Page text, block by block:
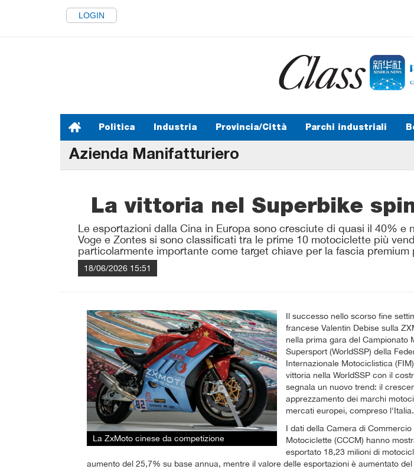
LOGIN
Politica Industria Provincia/Città Parchi industriali
Azienda Manifatturiero
La vittoria nel Superbike
Le esportazioni dalla Cina in Europa sono cresciute di quasi il 40%
Voge e Zontes si sono classificati tra le prime 10 motociclette più
particolarmente importante come target chiave per la fascia
18/06/2026 15:51
La ZxMoto cinese da competizione
Il successo nello scorso fine
francese Valentin Debise sulla
nella prima gara del Campionato
Supersport (WorldSSP) della
Internazionale Motociclistica
vittoria nella WorldSSP con il
segnala un nuovo trend: il
apprezzamento dei marchi
mercati europei, compreso l'Italia.
I dati della Camera di
Motociclette (CCCM) hanno
esportato 18,23 milioni di
aumento del 25,7% su base annua, mentre il valore delle esportazioni è aumentato